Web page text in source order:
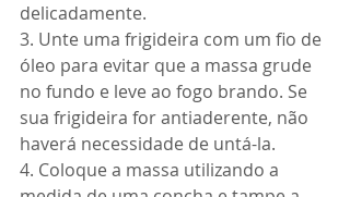
delicadamente.
3. Unte uma frigideira com um fio de
óleo para evitar que a massa grude
no fundo e leve ao fogo brando. Se
sua frigideira for antiaderente, não
haverá necessidade de untá-la.
4. Coloque a massa utilizando a